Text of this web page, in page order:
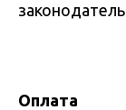
Оплата